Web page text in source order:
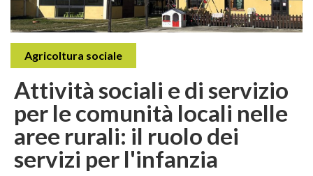
Agricoltura sociale
Attività sociali e di servizio
per le comunità locali nelle
aree rurali: il ruolo dei
servizi per l'infanzia